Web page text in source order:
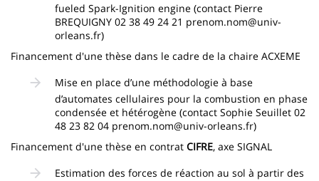
fueled Spark-Ignition engine (contact Pierre
BREQUIGNY 02 38 49 24 21 prenom.nom@univ-
orleans.fr)
Financement d'une thèse dans le cadre de la chaire ACXEME
Mise en place d’une méthodologie à base
d’automates cellulaires pour la combustion en phase
condensée et hétérogène (contact Sophie Seuillet 02
48 23 82 04 prenom.nom@univ-orleans.fr)
Financement d'une thèse en contrat CIFRE, axe SIGNAL
Estimation des forces de réaction au sol à partir des